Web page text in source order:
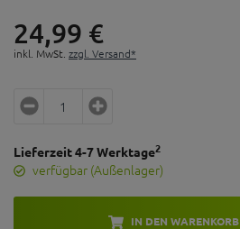
24,99 €
inkl. MwSt. zzgl. Versand*
Lieferzeit 4-7 Werktage2
verfügbar (Außenlager)
IN DEN WARENKORB